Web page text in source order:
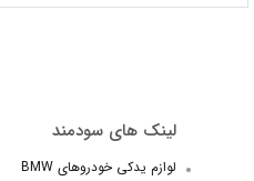
لینک های سودمند
لوازم یدکی خودروهای BMW